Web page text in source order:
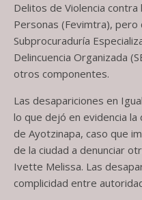
Delitos de Violencia
Personas (Fevimtra),
Subprocuraduría
Delincuencia Organizada
otros componentes.
Las desapariciones en
lo que dejó en evidencia
de Ayotzinapa, caso que
de la ciudad a denunciar
Ivette Melissa. Las
complicidad entre